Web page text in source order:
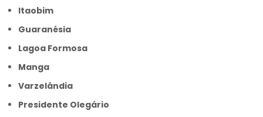
Itaobim
Guaranésia
Lagoa Formosa
Manga
Varzelândia
Presidente Olegário